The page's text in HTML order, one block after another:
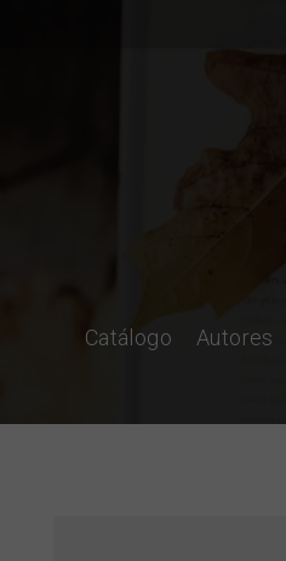
Catálogo Autores